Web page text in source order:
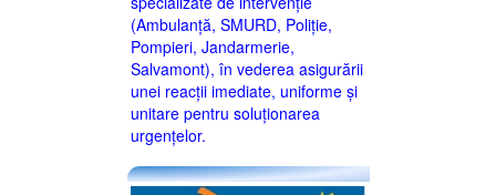
(Ambulanță, SMURD, Poliție,
Pompieri, Jandarmerie,
Salvamont), în vederea asigurării
unei reacții imediate, uniforme și
unitare pentru soluționarea
urgențelor.